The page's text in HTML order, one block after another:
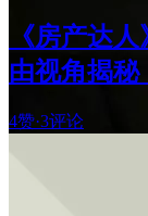
《房产达
由视角揭秘
4赞·3评论